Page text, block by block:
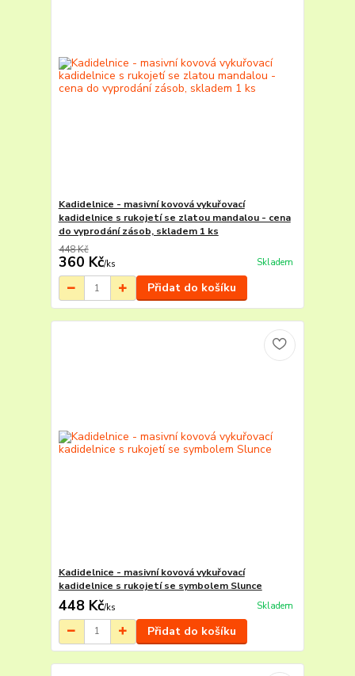
Kadidelnice - masivní kovová vykuřovací
kadidelnice s rukojetí se zlatou mandalou - cena
do vyprodání zásob, skladem 1 ks
448 Kč
360 Kč/ks Skladem
Přidat do košíku
Kadidelnice - masivní kovová vykuřovací
kadidelnice s rukojetí se symbolem Slunce
448 Kč/ks Skladem
Přidat do košíku